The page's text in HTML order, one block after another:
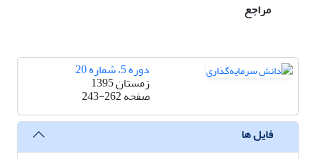
مراجع
دوره 5، شماره 20
زمستان 1395
صفحه243-262
فایل ها